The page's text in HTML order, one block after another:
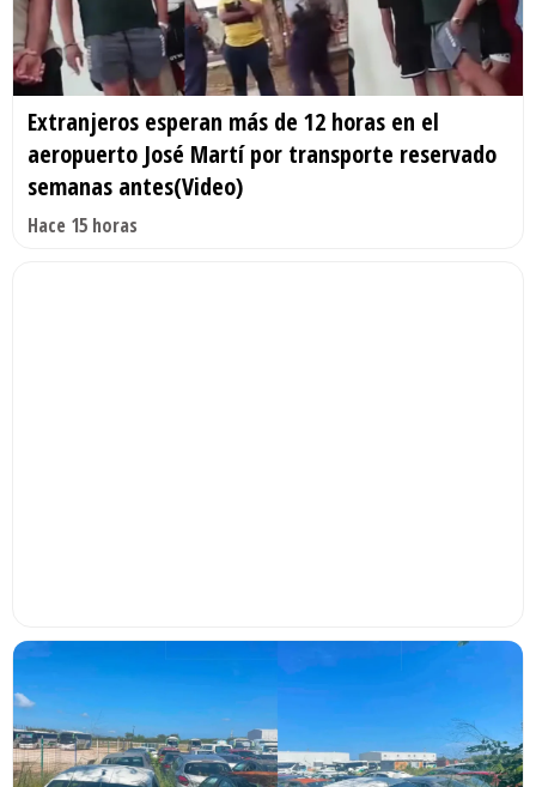
Extranjeros esperan más de 12 horas en el
aeropuerto José Martí por transporte reservado
semanas antes(Video)
Hace 15 horas